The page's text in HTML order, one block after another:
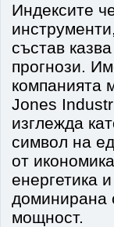
Индексите
състав
прогнози.
компанията
Jones
изглежда
символ на
от
енергетика
доминирана
мощност.